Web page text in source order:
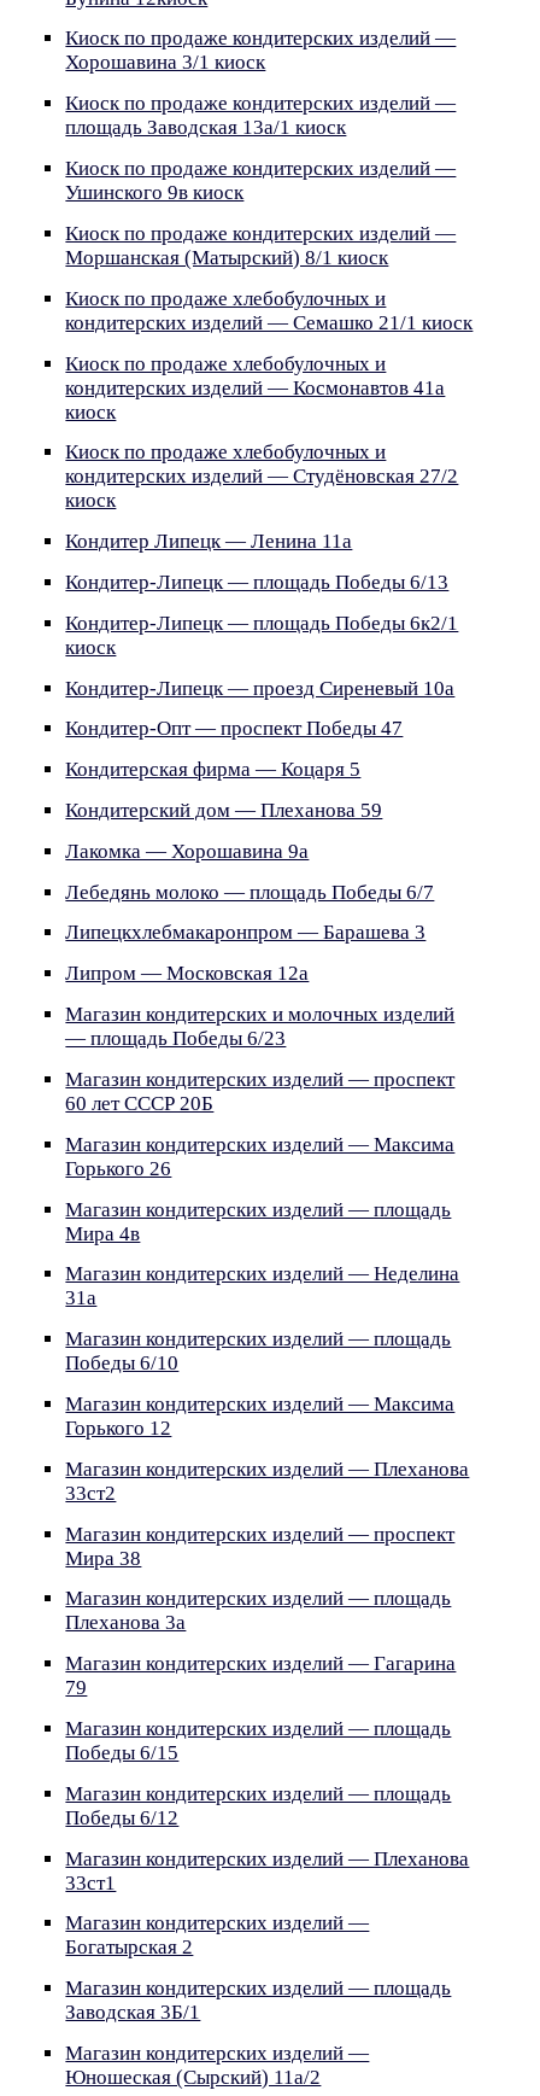
Киоск по продаже кондитерских изделий —
Хорошавина 3/1 киоск
Киоск по продаже кондитерских изделий —
площадь Заводская 13а/1 киоск
Киоск по продаже кондитерских изделий —
Ушинского 9в киоск
Киоск по продаже кондитерских изделий —
Моршанская (Матырский) 8/1 киоск
Киоск по продаже хлебобулочных и
кондитерских изделий — Семашко 21/1 киоск
Киоск по продаже хлебобулочных и
кондитерских изделий — Космонавтов 41а
киоск
Киоск по продаже хлебобулочных и
кондитерских изделий — Студёновская 27/2
киоск
Кондитер Липецк — Ленина 11а
Кондитер-Липецк — площадь Победы 6/13
Кондитер-Липецк — площадь Победы 6к2/1
киоск
Кондитер-Липецк — проезд Сиреневый 10а
Кондитер-Опт — проспект Победы 47
Кондитерская фирма — Коцаря 5
Кондитерский дом — Плеханова 59
Лакомка — Хорошавина 9а
Лебедянь молоко — площадь Победы 6/7
Липецкхлебмакаронпром — Барашева 3
Липром — Московская 12а
Магазин кондитерских и молочных изделий
— площадь Победы 6/23
Магазин кондитерских изделий — проспект
60 лет СССР 20Б
Магазин кондитерских изделий — Максима
Горького 26
Магазин кондитерских изделий — площадь
Мира 4в
Магазин кондитерских изделий — Неделина
31а
Магазин кондитерских изделий — площадь
Победы 6/10
Магазин кондитерских изделий — Максима
Горького 12
Магазин кондитерских изделий — Плеханова
33ст2
Магазин кондитерских изделий — проспект
Мира 38
Магазин кондитерских изделий — площадь
Плеханова 3а
Магазин кондитерских изделий — Гагарина
79
Магазин кондитерских изделий — площадь
Победы 6/15
Магазин кондитерских изделий — площадь
Победы 6/12
Магазин кондитерских изделий — Плеханова
33ст1
Магазин кондитерских изделий —
Богатырская 2
Магазин кондитерских изделий — площадь
Заводская 3Б/1
Магазин кондитерских изделий —
Юношеская (Сырский) 11а/2